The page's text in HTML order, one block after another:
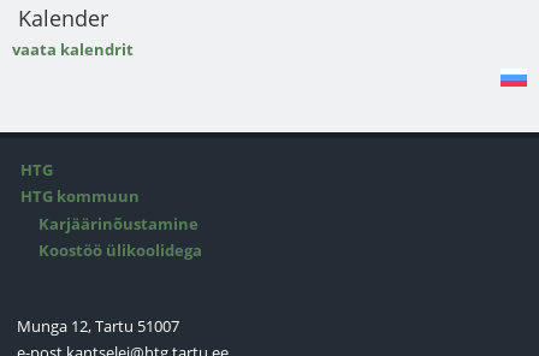
Kalender
vaata kalendrit
HTG
HTG kommuun
Karjäärinõustamine
Koostöö ülikoolidega
Munga 12, Tartu 51007